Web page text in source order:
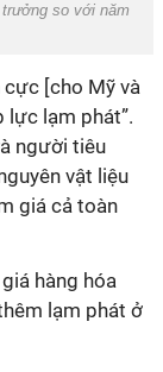
so với năm
cực [cho Mỹ và
lực lạm phát”.
người tiêu
vật liệu
giá cả toàn
hàng hóa
lạm phát ở